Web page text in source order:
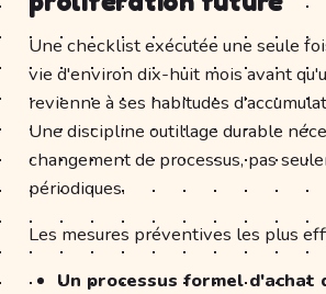
Une checklist exécutée une seule
vie d'environ dix-huit mois avant
revienne à ses habitudes
Une discipline outillage durable
changement de processus, pas
périodiques.
Les mesures préventives les plus
Un processus formel d'achat